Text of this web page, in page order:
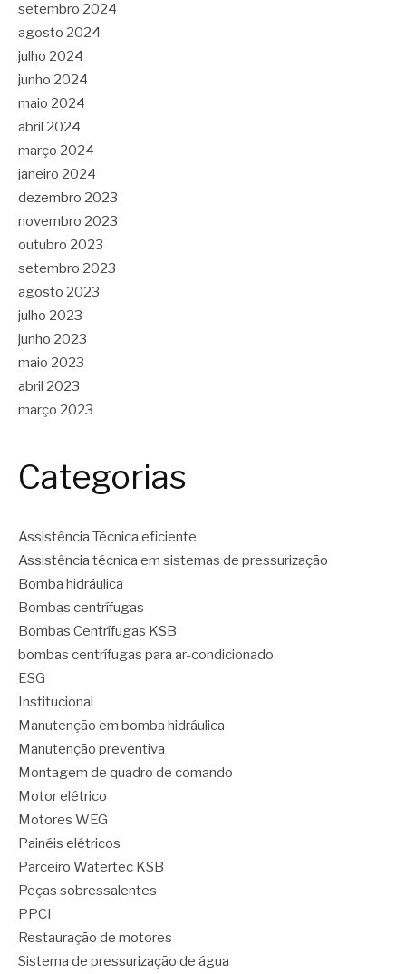
setembro 2024
agosto 2024
julho 2024
junho 2024
maio 2024
abril 2024
março 2024
janeiro 2024
dezembro 2023
novembro 2023
outubro 2023
setembro 2023
agosto 2023
julho 2023
junho 2023
maio 2023
abril 2023
março 2023
Categorias
Assistência Técnica eficiente
Assistência técnica em sistemas de pressurização
Bomba hidráulica
Bombas centrífugas
Bombas Centrífugas KSB
bombas centrífugas para ar-condicionado
ESG
Institucional
Manutenção em bomba hidráulica
Manutenção preventiva
Montagem de quadro de comando
Motor elétrico
Motores WEG
Painéis elétricos
Parceiro Watertec KSB
Peças sobressalentes
PPCI
Restauração de motores
Sistema de pressurização de água